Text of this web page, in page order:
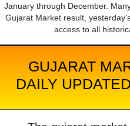
January through December.
Gujarat Market result,
access to all
GUJARAT
DAILY